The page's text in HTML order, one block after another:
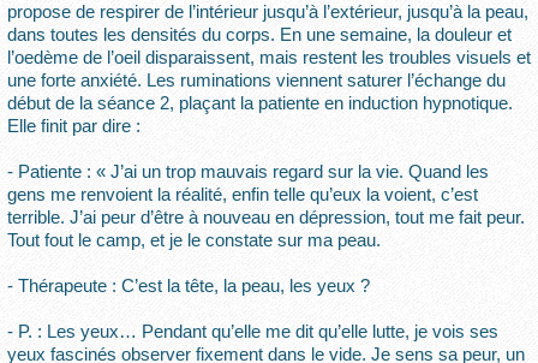
propose de respirer de l’intérieur jusqu’à l’extérieur, jusqu’à la peau,
dans toutes les densités du corps. En une semaine, la douleur et
l’oedème de l’oeil disparaissent, mais restent les troubles visuels et
une forte anxiété. Les ruminations viennent saturer l’échange du
début de la séance 2, plaçant la patiente en induction hypnotique.
Elle finit par dire :
- Patiente : « J’ai un trop mauvais regard sur la vie. Quand les
gens me renvoient la réalité, enfin telle qu’eux la voient, c’est
terrible. J’ai peur d’être à nouveau en dépression, tout me fait peur.
Tout fout le camp, et je le constate sur ma peau.
- Thérapeute : C’est la tête, la peau, les yeux ?
- P. : Les yeux… Pendant qu’elle me dit qu’elle lutte, je vois ses
yeux fascinés observer fixement dans le vide. Je sens sa peur, un